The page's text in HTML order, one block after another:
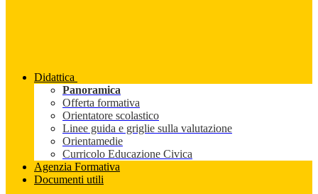
Didattica
Panoramica
Offerta formativa
Orientatore scolastico
Linee guida e griglie sulla valutazione
Orientamedie
Curricolo Educazione Civica
Agenzia Formativa
Documenti utili